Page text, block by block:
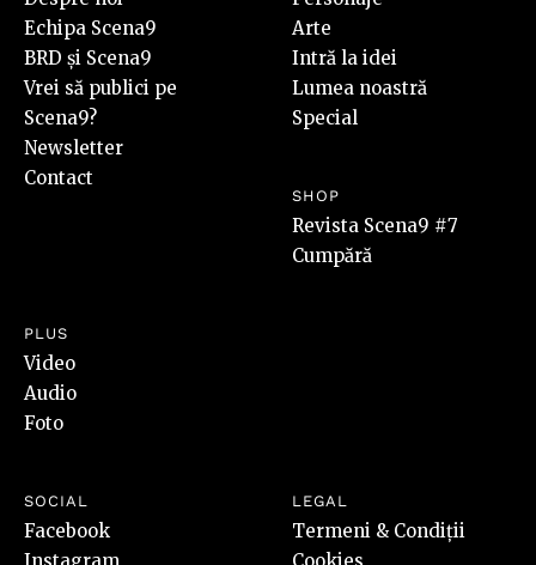
Echipa Scena9
BRD și Scena9
Vrei să publici pe
Scena9?
Newsletter
Contact
Arte
Intră la idei
Lumea noastră
Special
SHOP
Revista Scena9 #7
Cumpără
PLUS
Video
Audio
Foto
SOCIAL
Facebook
LEGAL
Termeni & Condiții